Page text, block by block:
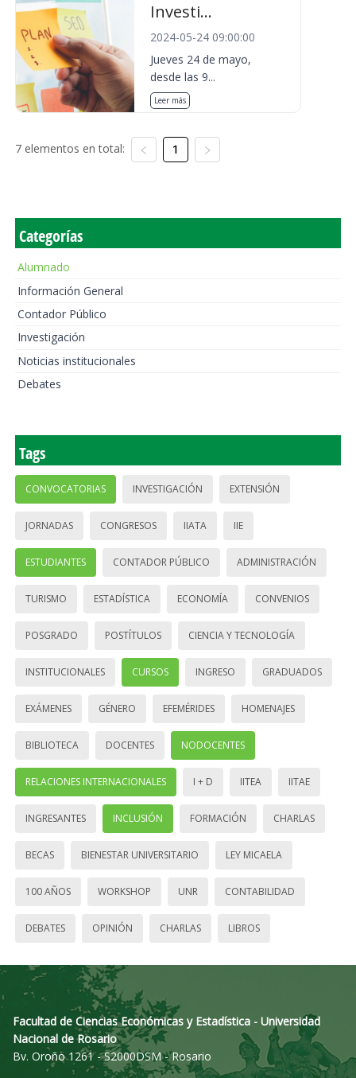
Investi...
2024-05-24 09:00:00
Jueves 24 de mayo,
desde las 9...
Leer más
7 elementos en total: 1
Categorías
Alumnado
Información General
Contador Público
Investigación
Noticias institucionales
Debates
Tags
CONVOCATORIAS INVESTIGACIÓN EXTENSIÓN
JORNADAS CONGRESOS IIATA IIE
ESTUDIANTES CONTADOR PÚBLICO ADMINISTRACIÓN
TURISMO ESTADÍSTICA ECONOMÍA CONVENIOS
POSGRADO POSTÍTULOS CIENCIA Y TECNOLOGÍA
INSTITUCIONALES CURSOS INGRESO GRADUADOS
EXÁMENES GÉNERO EFEMÉRIDES HOMENAJES
BIBLIOTECA DOCENTES NODOCENTES
RELACIONES INTERNACIONALES I + D IITEA IITAE
INGRESANTES INCLUSIÓN FORMACIÓN CHARLAS
BECAS BIENESTAR UNIVERSITARIO LEY MICAELA
100 AÑOS WORKSHOP UNR CONTABILIDAD
DEBATES OPINIÓN CHARLAS LIBROS
Facultad de Ciencias Económicas y Estadística - Universidad
Nacional de Rosario
Bv. Oroño 1261 - S2000DSM - Rosario